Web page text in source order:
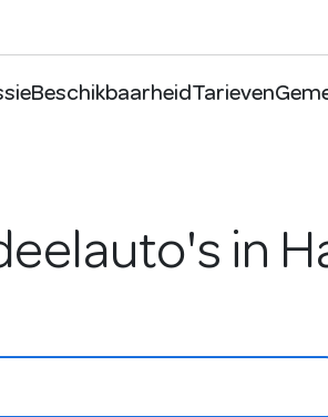
BeschikbaarheidTarieven
in